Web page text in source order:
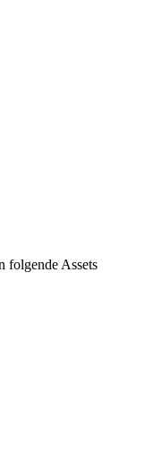
folgende Assets